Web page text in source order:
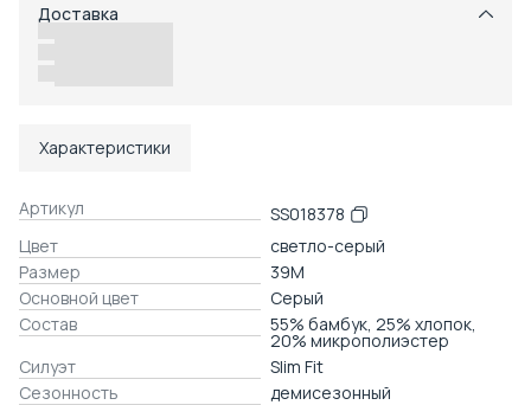
Возможность отказаться от части товаров
Доставка
Характеристики
Артикул
SS018378
Цвет
светло-серый
Размер
39M
Основной цвет
Серый
Состав
55% бамбук, 25% хлопок,
20% микрополиэстер
Силуэт
Slim Fit
Сезонность
демисезонный